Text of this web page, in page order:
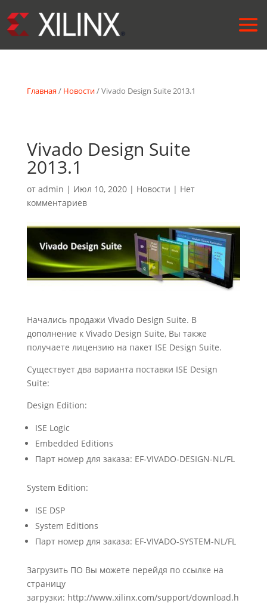
Главная/ Новости/ Vivado Design Suite 2013.1
Vivado Design Suite
2013.1
от admin | Июл 10, 2020| Новости | Нет
комментариев
Начались продажи Vivado Design Suite. В
дополнение к Vivado Design Suite, Вы также
получаете лицензию на пакет ISE Design Suite.
Существует два варианта поставки ISE Design
Suite:
Design Edition:
ISE Logic
Embedded Editions
Парт номер для заказа: EF-VIVADO-DESIGN-NL/FL
System Edition:
ISE DSP
System Editions
Парт номер для заказа: EF-VIVADO-SYSTEM-NL/FL
Загрузить ПО Вы можете перейдя по ссылке на
страницу
загрузки: http://www.xilinx.com/support/download.h